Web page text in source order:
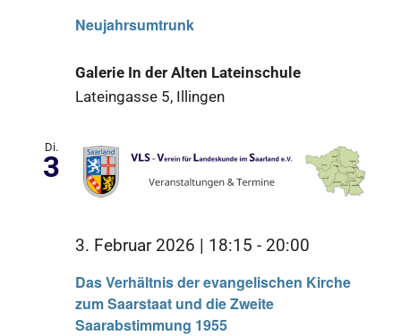
Neujahrsumtrunk
Galerie In der Alten Lateinschule
Lateingasse 5, Illingen
Di.
3
Das Verhältnis der evangelischen Kirche
zum Saarstaat und die Zweite
Saarabstimmung 1955
3. Februar 2026 | 18:15 - 20:00